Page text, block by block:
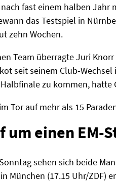
fast einem halben
das Testspiel in
zehn Wochen.
Team überragte Juri
seit seinem Club-
zu kommen, hatte
Tor auf mehr als 15
um einen EM-
sehen sich beide
München (17.15 Uhr/ZDF)